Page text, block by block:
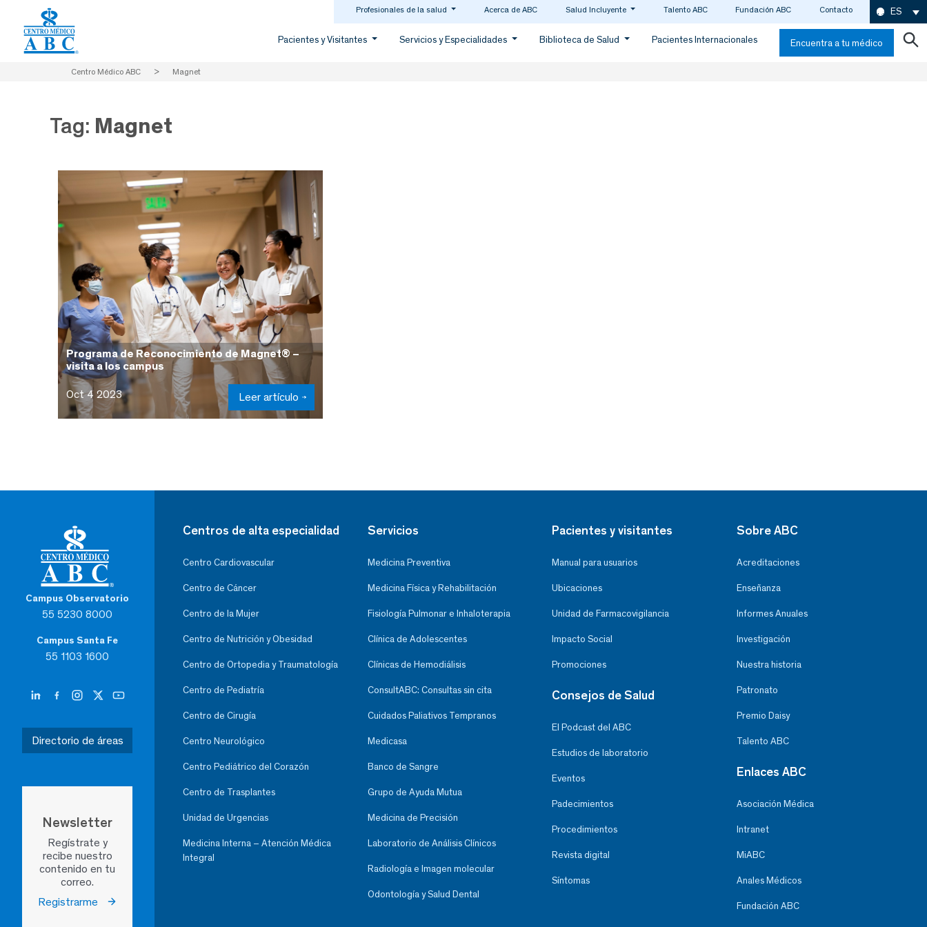
Profesionales de la salud Acerca de ABC Salud Incluyente Talento ABC Fundación ABC Contacto ES
Pacientes y Visitantes Servicios y Especialidades Biblioteca de Salud Pacientes Internacionales Encuentra a tu médico
Centro Médico ABC > Magnet
Tag: Magnet
Programa de Reconocimiento de Magnet® –
visita a los campus
Oct 4 2023 Leer artículo
Campus Observatorio
55 5230 8000
Campus Santa Fe
55 1103 1600
Directorio de áreas
Newsletter
Regístrate y
recibe nuestro
contenido en tu
correo.
Registrarme
Centros de alta especialidad
Centro Cardiovascular
Centro de Cáncer
Centro de la Mujer
Centro de Nutrición y Obesidad
Centro de Ortopedia y Traumatología
Centro de Pediatría
Centro de Cirugía
Centro Neurológico
Centro Pediátrico del Corazón
Centro de Trasplantes
Unidad de Urgencias
Medicina Interna – Atención Médica
Integral
Servicios
Medicina Preventiva
Medicina Física y Rehabilitación
Fisiología Pulmonar e Inhaloterapia
Clínica de Adolescentes
Clínicas de Hemodiálisis
ConsultABC: Consultas sin cita
Cuidados Paliativos Tempranos
Medicasa
Banco de Sangre
Grupo de Ayuda Mutua
Medicina de Precisión
Laboratorio de Análisis Clínicos
Radiología e Imagen molecular
Odontología y Salud Dental
Pacientes y visitantes
Manual para usuarios
Ubicaciones
Unidad de Farmacovigilancia
Impacto Social
Promociones
Consejos de Salud
El Podcast del ABC
Estudios de laboratorio
Eventos
Padecimientos
Procedimientos
Revista digital
Síntomas
Sobre ABC
Acreditaciones
Enseñanza
Informes Anuales
Investigación
Nuestra historia
Patronato
Premio Daisy
Talento ABC
Enlaces ABC
Asociación Médica
Intranet
MiABC
Anales Médicos
Fundación ABC